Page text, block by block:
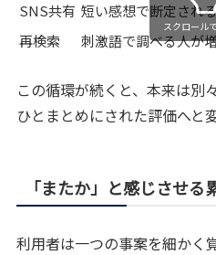
SNS共有 短い感想で断定され
再検索
刺激語で調べる人が
スクロール
この循環が続くと、本来は別
ひとまとめにされた評価へと
「またか」と感じさせる
利用者は一つの事案を細かく